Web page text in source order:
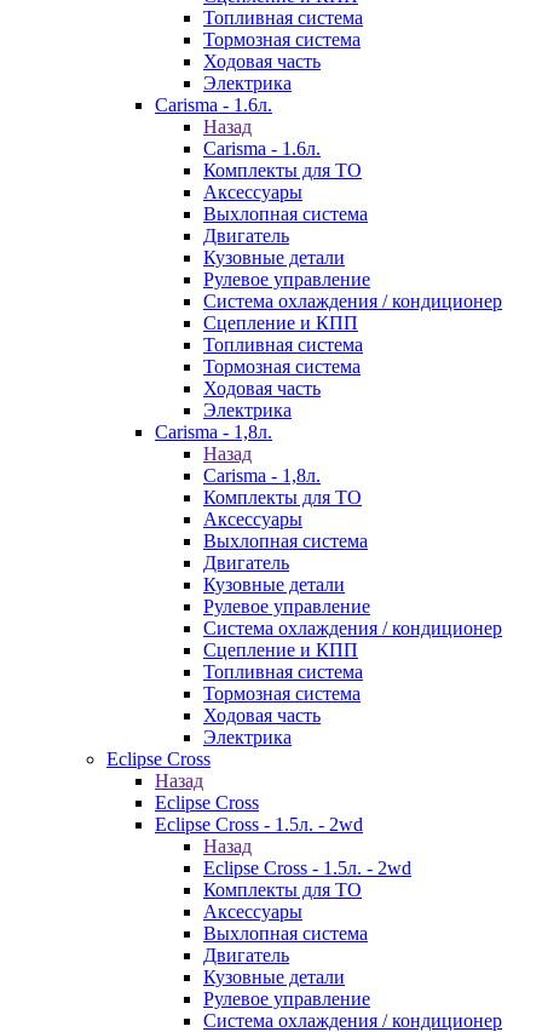
Топливная система
Тормозная система
Ходовая часть
Электрика
Carisma - 1.6л.
Назад
Carisma - 1.6л.
Комплекты для ТО
Аксессуары
Выхлопная система
Двигатель
Кузовные детали
Рулевое управление
Система охлаждения / кондиционер
Сцепление и КПП
Топливная система
Тормозная система
Ходовая часть
Электрика
Carisma - 1,8л.
Назад
Carisma - 1,8л.
Комплекты для ТО
Аксессуары
Выхлопная система
Двигатель
Кузовные детали
Рулевое управление
Система охлаждения / кондиционер
Сцепление и КПП
Топливная система
Тормозная система
Ходовая часть
Электрика
Eclipse Cross
Назад
Eclipse Cross
Eclipse Cross - 1.5л. - 2wd
Назад
Eclipse Cross - 1.5л. - 2wd
Комплекты для ТО
Аксессуары
Выхлопная система
Двигатель
Кузовные детали
Рулевое управление
Система охлаждения / кондиционер